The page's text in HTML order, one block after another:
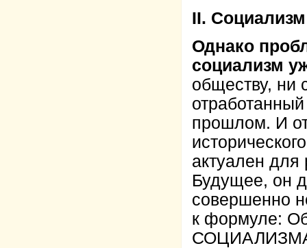
II.
Однако
социализм
обществу, ни
прошлом. И
актуален
Будущее, он
совершенно
к формуле: